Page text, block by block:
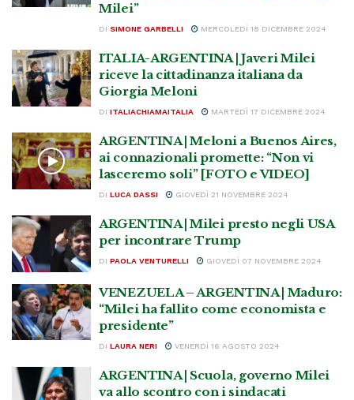
Milei”
DI SIMONE GARBELLI MERCOLEDÌ 18 DICEMBRE 2024
ITALIA-ARGENTINA | Javeri Milei
riceve la cittadinanza italiana da
Giorgia Meloni
DI ITALIACHIAMAITALIA MARTEDÌ 17 DICEMBRE 2024
ARGENTINA | Meloni a Buenos Aires,
ai connazionali promette: “Non vi
lasceremo soli” [FOTO e VIDEO]
DI LUCA DASSI GIOVEDÌ 21 NOVEMBRE 2024
ARGENTINA | Milei presto negli USA
per incontrare Trump
DI PAOLA VENTURELLI GIOVEDÌ 07 NOVEMBRE 2024
VENEZUELA – ARGENTINA | Maduro:
“Milei ha fallito come economista e
presidente”
DI LAURA NERI VENERDÌ 16 AGOSTO 2024
ARGENTINA | Scuola, governo Milei
va allo scontro con i sindacati